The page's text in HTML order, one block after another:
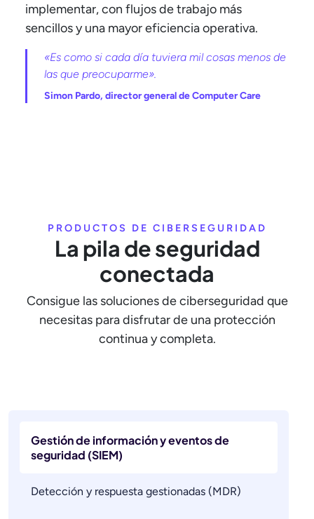
implementar, con flujos de trabajo más
sencillos y una mayor eficiencia operativa.
«Es como si cada día tuviera mil cosas menos de
las que preocuparme».
Simon Pardo, director general de Computer Care
PRODUCTOS DE CIBERSEGURIDAD
La pila de seguridad
conectada
Consigue las soluciones de ciberseguridad que
necesitas para disfrutar de una protección
continua y completa.
Gestión de información y eventos de
seguridad (SIEM)
Detección y respuesta gestionadas (MDR)